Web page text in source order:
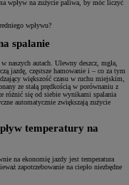
wpływ na zużycie paliwa, by móc liczyć
wpływu?
spalanie
naszych autach. Ulewny deszcz, mgła,
jazdę, częstsze hamowanie i – co za tym
większość czasu w ruchu miejskim,
ze stałą prędkością w porównaniu z
różnić się od siebie wynikami spalania
automatycznie zwiększają zużycie
temperatury na
na ekonomię jazdy jest temperatura
zapotrzebowanie na ciepło niezbędne